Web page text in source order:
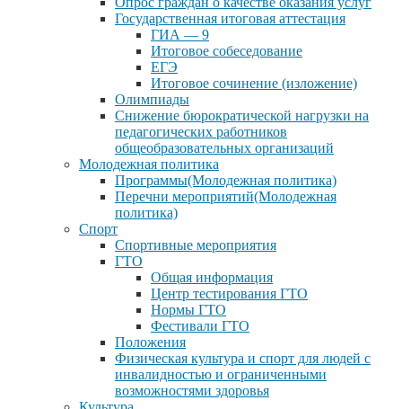
Государственная итоговая аттестация
ГИА — 9
Итоговое собеседование
ЕГЭ
Итоговое сочинение (изложение)
Олимпиады
Снижение бюрократической нагрузки на
педагогических работников
общеобразовательных организаций
Молодежная политика
Программы(Молодежная политика)
Перечни мероприятий(Молодежная
политика)
Спорт
Спортивные мероприятия
ГТО
Общая информация
Центр тестирования ГТО
Нормы ГТО
Фестивали ГТО
Положения
Физическая культура и спорт для людей с
инвалидностью и ограниченными
возможностями здоровья